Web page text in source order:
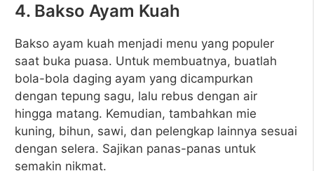
4. Bakso Ayam Kuah
Bakso ayam kuah menjadi menu yang populer
saat buka puasa. Untuk membuatnya, buatlah
bola-bola daging ayam yang dicampurkan
dengan tepung sagu, lalu rebus dengan air
hingga matang. Kemudian, tambahkan mie
kuning, bihun, sawi, dan pelengkap lainnya sesuai
dengan selera. Sajikan panas-panas untuk
semakin nikmat.